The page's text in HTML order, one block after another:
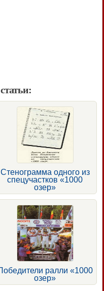
Стенограмма одного из
спецучастков «1000
озер»
ралли «1000
озер»